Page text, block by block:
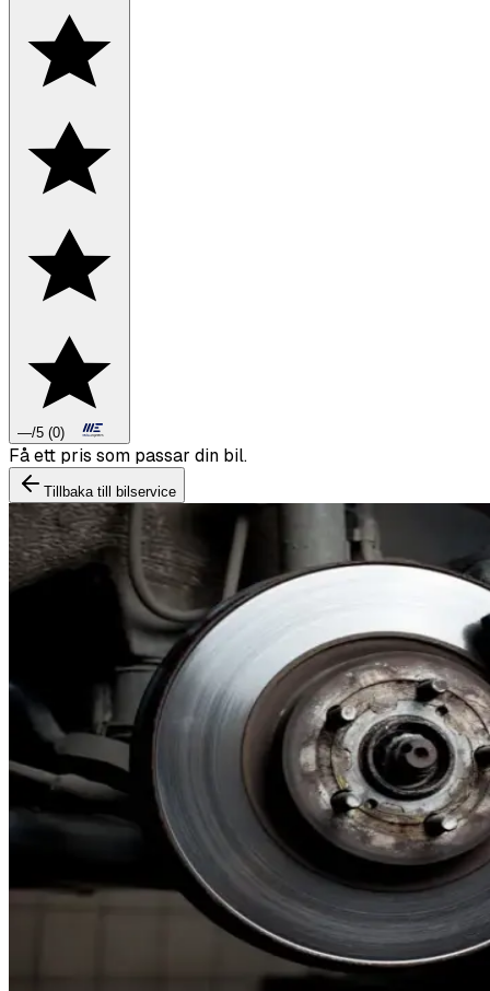
—/5 (0)
Boka däckbyte eller montering inför vintern.
Tillbaka till bilservice